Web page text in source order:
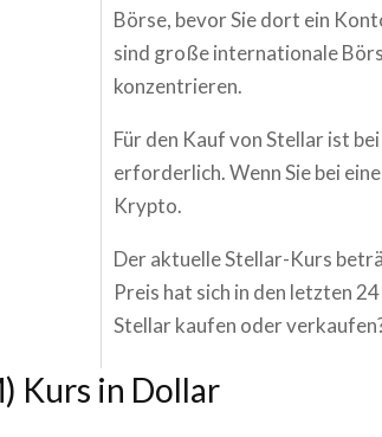
Börse, bevor Sie dort ein
sind große internationale
konzentrieren.
Für den Kauf von Stellar ist
erforderlich. Wenn Sie bei
Krypto.
Der aktuelle Stellar-Kurs
Preis hat sich in den letzten
Stellar kaufen oder
) Kurs in Dollar